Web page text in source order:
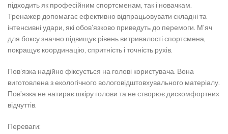
підходить як професійним спортсменам, так і новачкам.
Тренажер допомагає ефективно відпрацьовувати складні та
інтенсивні удари, які обовʼязково приведуть до перемоги. Мʼяч
для боксу значно підвищує рівень витривалості спортсмена,
покращує координацію, спритність і точність рухів.
Повʼязка надійно фіксується на голові користувача. Вона
виготовлена з екологічного вологовідштовхувального матеріалу.
Повʼязка не натирає шкіру голови та не створює дискомфортних
відчуттів.
Переваги: